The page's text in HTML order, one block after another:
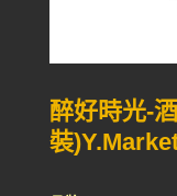
醉好時光-
裝